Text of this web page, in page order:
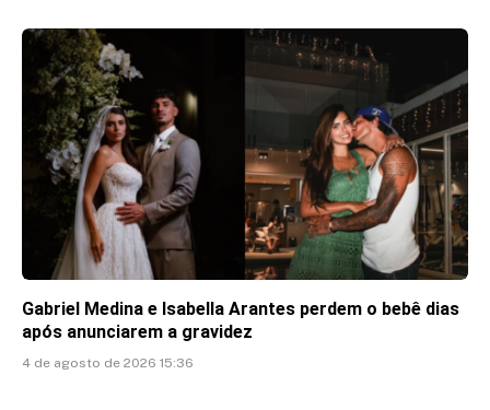
Gabriel Medina e Isabella Arantes perdem o bebê dias
após anunciarem a gravidez
4 de agosto de 2026 15:36